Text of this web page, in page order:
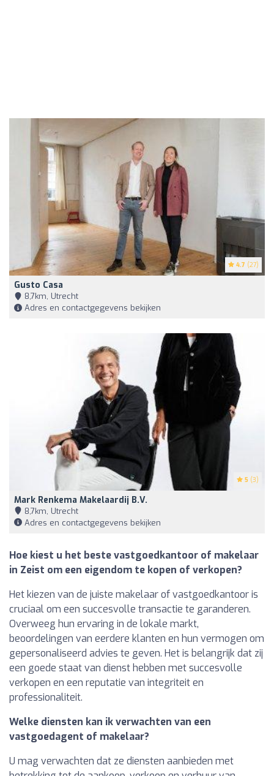
4.7 (27)
Gusto Casa
8,7km, Utrecht
Adres en contactgegevens bekijken
5 (3)
Mark Renkema Makelaardij B.V.
8,7km, Utrecht
Adres en contactgegevens bekijken
Hoe kiest u het beste vastgoedkantoor of makelaar
in Zeist om een eigendom te kopen of verkopen?
Het kiezen van de juiste makelaar of vastgoedkantoor is
cruciaal om een succesvolle transactie te garanderen.
Overweeg hun ervaring in de lokale markt,
beoordelingen van eerdere klanten en hun vermogen om
gepersonaliseerd advies te geven. Het is belangrijk dat zij
een goede staat van dienst hebben met succesvolle
verkopen en een reputatie van integriteit en
professionaliteit.
Welke diensten kan ik verwachten van een
vastgoedagent of makelaar?
U mag verwachten dat ze diensten aanbieden met